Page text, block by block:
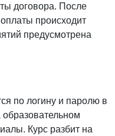
договора. После
происходит
предусмотрена
по логину и паролю в
Курс разбит на